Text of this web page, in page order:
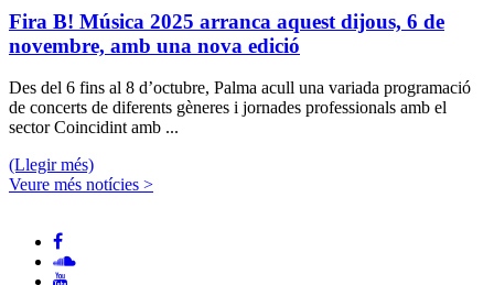
Fira B! Música 2025 arranca aquest dijous, 6 de
novembre, amb una nova edició
Des del 6 fins al 8 d’octubre, Palma acull una variada programació
de concerts de diferents gèneres i jornades professionals amb el
sector Coincidint amb ...
(Llegir més)
Veure més notícies >